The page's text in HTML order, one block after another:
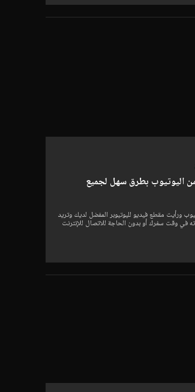
اليوتيوب بطرق سهل لجميع
ورأيت مقطع فيديو لليوتيوبر المفضل لديك وتريد
في وقت سفرك أو بدون الحاجة للاتصال للإنترنت